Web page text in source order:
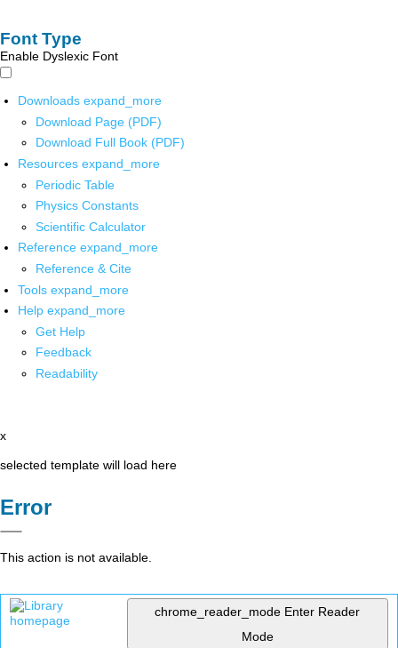
Font Type
Enable Dyslexic Font
Downloads expand_more
Download Page (PDF)
Download Full Book (PDF)
Resources expand_more
Periodic Table
Physics Constants
Scientific Calculator
Reference expand_more
Reference & Cite
Tools expand_more
Help expand_more
Get Help
Feedback
Readability
x
selected template will load here
Error
This action is not available.
chrome_reader_mode Enter Reader
Mode